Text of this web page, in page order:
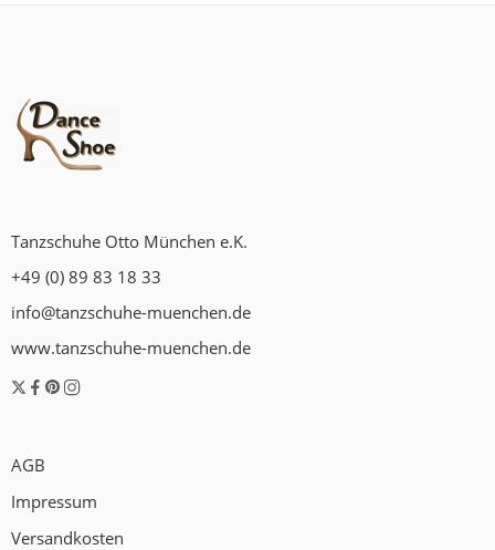
Tanzschuhe Otto München e.K.
+49 (0) 89 83 18 33
info@tanzschuhe-muenchen.de
www.tanzschuhe-muenchen.de
AGB
Impressum
Versandkosten